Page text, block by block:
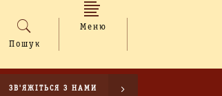
Пошук
Меню
ЗВ'ЯЖІТЬСЯ З НАМИ